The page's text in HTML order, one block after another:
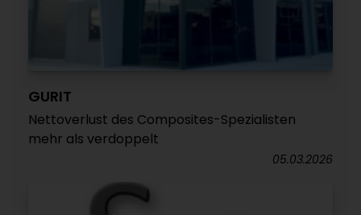
GURIT
Nettoverlust des Composites-Spezialisten
mehr als verdoppelt
05.03.2026